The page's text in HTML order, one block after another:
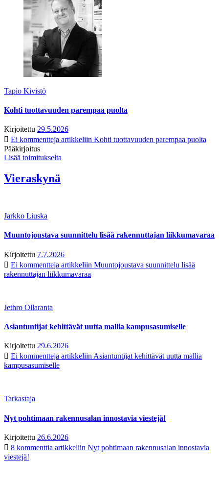
Tapio Kivistö
Kohti tuottavuuden parempaa puolta
Kirjoitettu 29.5.2026
Ei kommentteja artikkeliin Kohti tuottavuuden parempaa puolta
Pääkirjoitus
Lisää toimitukselta
Vieraskynä
Jarkko Liuska
Muuntojoustava suunnittelu lisää rakennuttajan liikkumavaraa
Kirjoitettu 7.7.2026
Ei kommentteja artikkeliin Muuntojoustava suunnittelu lisää
rakennuttajan liikkumavaraa
Jethro Ollaranta
Asiantuntijat kehittävät uutta mallia kampusasumiselle
Kirjoitettu 29.6.2026
Ei kommentteja artikkeliin Asiantuntijat kehittävät uutta mallia
kampusasumiselle
Tarkastaja
Nyt pohtimaan rakennusalan innostavia viestejä!
Kirjoitettu 26.6.2026
8 kommenttia artikkeliin Nyt pohtimaan rakennusalan innostavia
viestejä!